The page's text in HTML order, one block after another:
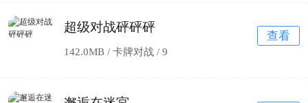
超级对战砰砰砰
142.0MB / 卡牌对战 /9
查看